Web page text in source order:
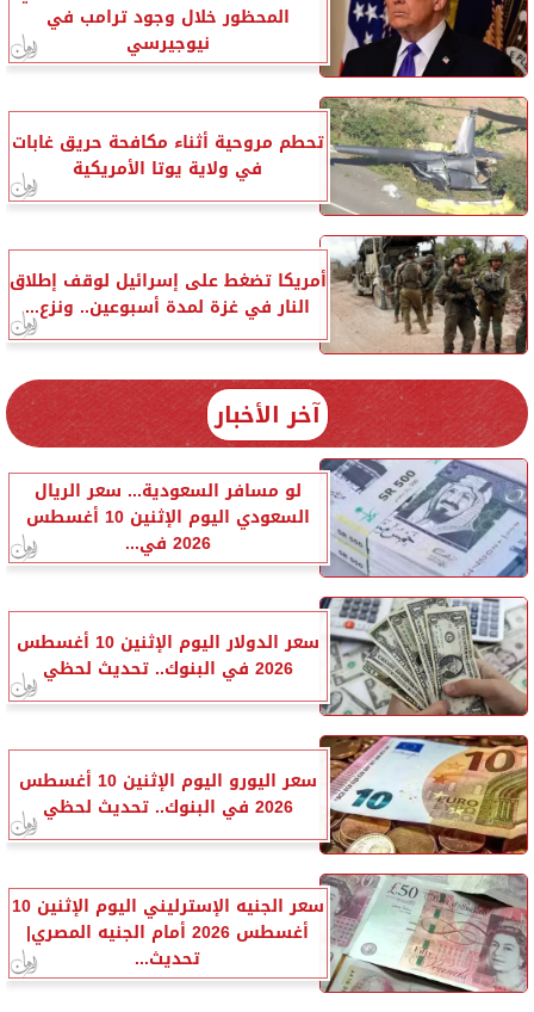
المحظور خلال وجود ترامب في
نيوجيرسي
تحطم مروحية أثناء مكافحة حريق غابات
في ولاية يوتا الأمريكية
أمريكا تضغط على إسرائيل لوقف إطلاق
النار في غزة لمدة أسبوعين.. ونزع...
آخر الأخبار
لو مسافر السعودية... سعر الريال
السعودي اليوم الإثنين 10 أغسطس
2026 في...
سعر الدولار اليوم الإثنين 10 أغسطس
2026 في البنوك.. تحديث لحظي
سعر اليورو اليوم الإثنين 10 أغسطس
2026 في البنوك.. تحديث لحظي
سعر الجنيه الإسترليني اليوم الإثنين 10
أغسطس 2026 أمام الجنيه المصري|
تحديث...